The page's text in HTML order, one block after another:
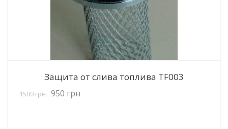
Подробнее
Защита от слива топлива TF003
1500грн 950 грн